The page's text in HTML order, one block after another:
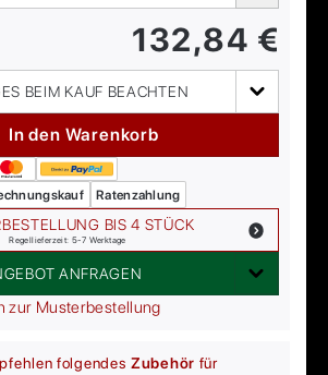
132,84 €
BEIM KAUF BEACHTEN
In den Warenkorb
Ratenzahlung
BIS 4 STÜCK
Regellieferzeit: 5-7 Werktage
ANFRAGEN
zur Musterbestellung
folgendesZubehör für